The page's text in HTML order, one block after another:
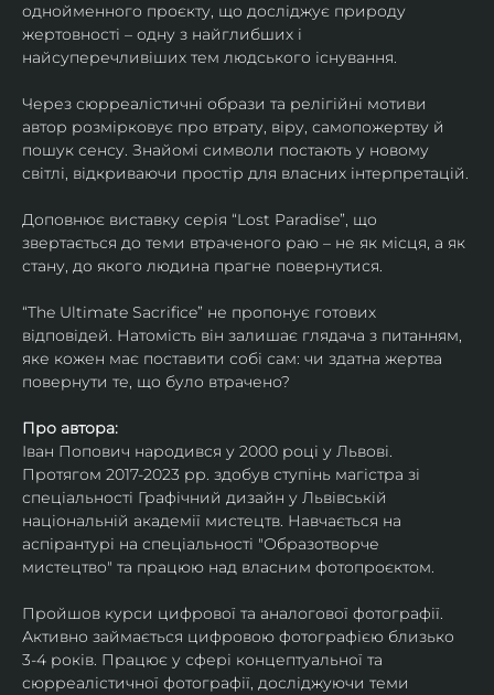
однойменного проєкту, що досліджує природу
жертовності – одну з найглибших і
найсуперечливіших тем людського існування.
Через сюрреалістичні образи та релігійні мотиви
автор розмірковує про втрату, віру, самопожертву й
пошук сенсу. Знайомі символи постають у новому
світлі, відкриваючи простір для власних інтерпретацій.
Доповнює виставку серія “Lost Paradise”, що
звертається до теми втраченого раю – не як місця, а як
стану, до якого людина прагне повернутися.
“The Ultimate Sacrifice” не пропонує готових
відповідей. Натомість він залишає глядача з питанням,
яке кожен має поставити собі сам: чи здатна жертва
повернути те, що було втрачено?
Про автора:
Іван Попович народився у 2000 році у Львові.
Протягом 2017-2023 рр. здобув ступінь магістра зі
спеціальності Графічний дизайн у Львівській
національній академії мистецтв. Навчається на
аспірантурі на спеціальності "Образотворче
мистецтво" та працюю над власним фотопроєктом.
Пройшов курси цифрової та аналогової фотографії.
Активно займається цифровою фотографією близько
3-4 років. Працює у сфері концептуальної та
сюрреалістичної фотографії, досліджуючи теми